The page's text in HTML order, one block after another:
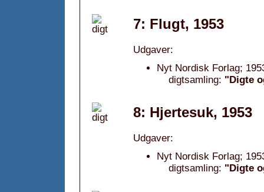
7: Flugt, 1953
Udgaver:
Nyt Nordisk Forlag;
digtsamling: "Digte
8: Hjertesuk, 1953
Udgaver:
Nyt Nordisk Forlag;
digtsamling: "Digte